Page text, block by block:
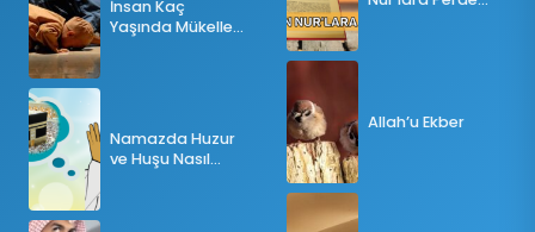
İnsan Kaç
Yaşında Mükellef
Namazda Huzur
ve Huşu Nasıl
Allah’u Ekber